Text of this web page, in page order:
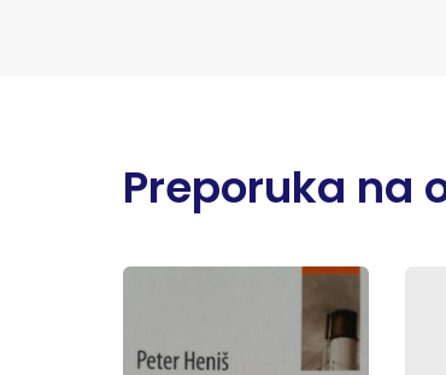
Preporuka na